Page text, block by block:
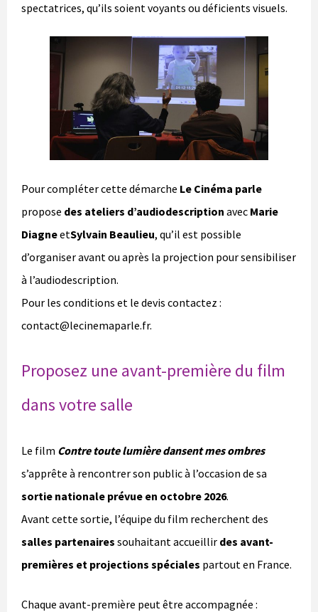
spectatrices, qu’ils soient voyants ou déficients visuels.
Pour compléter cette démarche Le Cinéma parle
propose des ateliers d’audiodescription avec Marie
DiagneetSylvain Beaulieu, qu’il est possible
d’organiser avant ou après la projection pour sensibiliser
à l’audiodescription.
Pour les conditions et le devis contactez :
contact@lecinemaparle.fr.
Proposez une avant-première du film
dans votre salle
Le film Contre toute lumière dansent mes ombres
s’apprête à rencontrer son public à l’occasion de sa
sortie nationale prévue en octobre 2026.
Avant cette sortie, l’équipe du film recherchent des
salles partenaires souhaitant accueillir des avant-
premières et projections spéciales partout en France.
Chaque avant-première peut être accompagnée :